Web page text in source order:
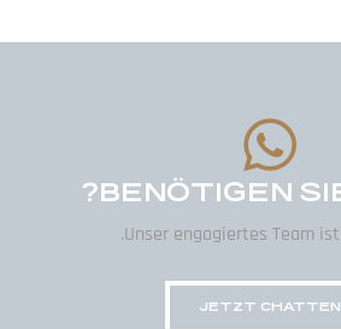
BENÖTIGEN
Unser engagiertes Team
JETZT CHATTEN